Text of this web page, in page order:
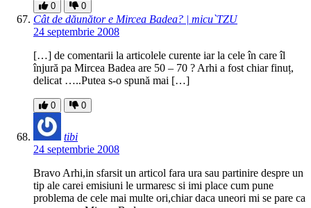
0 0
Cât de dăunător e Mircea Badea? | micu`TZU
24 septembrie 2008
[…] de comentarii la articolele curente iar la cele în care îl
înjură pa Mircea Badea are 50 – 70 ? Arhi a fost chiar finuț,
delicat …..Putea s-o spună mai […]
0 0
tibi
24 septembrie 2008
Bravo Arhi,in sfarsit un articol fara ura sau partinire despre un
tip ale carei emisiuni le urmaresc si imi place cum pune
problema de cele mai multe ori,chiar daca uneori mi se pare ca